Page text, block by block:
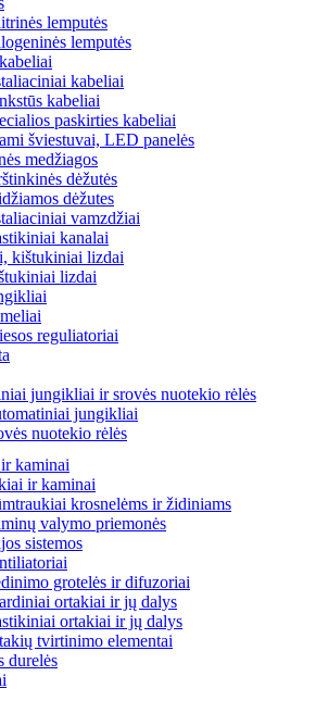
lemputės
lemputės
kabeliai
kabeliai
paskirties kabeliai
šviestuvai, LED panelės
medžiagos
dėžutės
dėžutes
vamzdžiai
kanalai
kištukiniai lizdai
lizdai
reguliatoriai
jungikliai ir srovės nuotekio rėlės
jungikliai
nuotekio rėlės
kaminai
ir kaminai
krosnelėms ir židiniams
valymo priemonės
sistemos
grotelės ir difuzoriai
ortakiai ir jų dalys
ortakiai ir jų dalys
tvirtinimo elementai
durelės